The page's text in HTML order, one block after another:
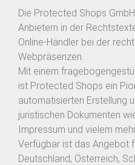
Die Protected Shops
Anbietern in der
Online-Händler bei der
Webpräsenzen.
Mit einem
ist Protected Shops ein
automatisierten Erstellung
juristischen Dokumenten
Impressum und vielem
Verfügbar ist das Angebot
Deutschland, Österreich,